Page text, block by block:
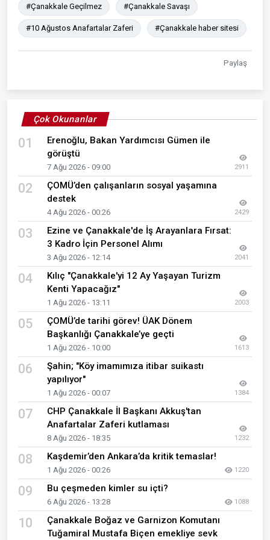
#Çanakkale Geçilmez #Çanakkale Savaşı
#10 Ağustos Anafartalar Zaferi #Çanakkale haber sitesi
Paylaş
Çok Okunanlar
01
Erenoğlu, Bakan Yardımcısı Gümen ile
görüştü
7 Ağu 2026 - 09:00 2911
02
ÇOMÜ’den çalışanların sosyal yaşamına
destek
4 Ağu 2026 - 00:26 2429
03
Ezine ve Çanakkale'de İş Arayanlara Fırsat:
3 Kadro İçin Personel Alımı
3 Ağu 2026 - 12:14 2041
04
Kılıç "Çanakkale'yi 12 Ay Yaşayan Turizm
Kenti Yapacağız"
1 Ağu 2026 - 13:11 2003
05
ÇOMÜ’de tarihi görev! ÜAK Dönem
Başkanlığı Çanakkale’ye geçti
1 Ağu 2026 - 10:00 1613
06
Şahin; "Köy imamımıza itibar suikastı
yapılıyor"
1 Ağu 2026 - 00:07 1384
07
CHP Çanakkale İl Başkanı Akkuş'tan
Anafartalar Zaferi kutlaması
8 Ağu 2026 - 18:35 1232
08 Kaşdemir’den Ankara’da kritik temaslar!
1 Ağu 2026 - 00:26 1220
09 Bu çeşmeden kimler su içti?
6 Ağu 2026 - 13:28 1088
10
Çanakkale Boğaz ve Garnizon Komutanı
Tuğamiral Mustafa Biçen emekliye sevk